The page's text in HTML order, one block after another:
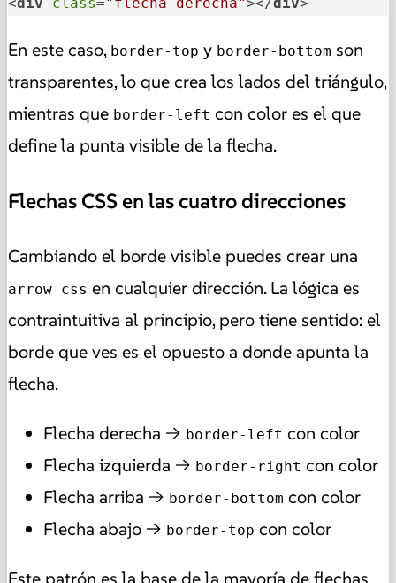
En este caso, border-top y border-bottom son
transparentes, lo que crea los lados del triángulo,
mientras que border-left con color es el que
define la punta visible de la flecha.
Flechas CSS en las cuatro direcciones
Cambiando el borde visible puedes crear una
arrow css en cualquier dirección. La lógica es
contraintuitiva al principio, pero tiene sentido: el
borde que ves es el opuesto a donde apunta la
flecha.
Flecha derecha → border-left con color
Flecha izquierda → border-right con color
Flecha arriba → border-bottom con color
Flecha abajo → border-top con color